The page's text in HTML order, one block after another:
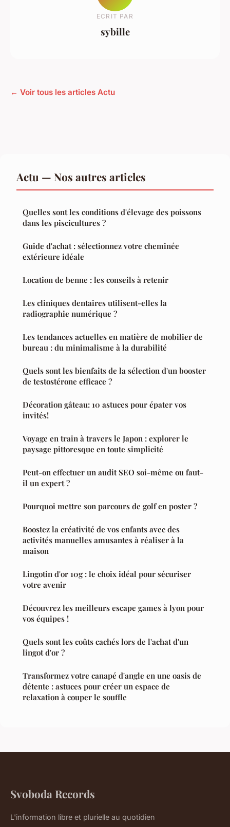
ECRIT PAR
sybille
← Voir tous les articles Actu
Actu — Nos autres articles
Quelles sont les conditions d'élevage des poissons
dans les piscicultures ?
Guide d'achat : sélectionnez votre cheminée
extérieure idéale
Location de benne : les conseils à retenir
Les cliniques dentaires utilisent-elles la
radiographie numérique ?
Les tendances actuelles en matière de mobilier de
bureau : du minimalisme à la durabilité
Quels sont les bienfaits de la sélection d'un booster
de testostérone efficace ?
Décoration gâteau: 10 astuces pour épater vos
invités!
Voyage en train à travers le Japon : explorer le
paysage pittoresque en toute simplicité
Peut-on effectuer un audit SEO soi-même ou faut-
il un expert ?
Pourquoi mettre son parcours de golf en poster ?
Boostez la créativité de vos enfants avec des
activités manuelles amusantes à réaliser à la
maison
Lingotin d'or 10g : le choix idéal pour sécuriser
votre avenir
Découvrez les meilleurs escape games à lyon pour
vos équipes !
Quels sont les coûts cachés lors de l'achat d'un
lingot d'or ?
Transformez votre canapé d'angle en une oasis de
détente : astuces pour créer un espace de
relaxation à couper le souffle
Svoboda Records
L'information libre et plurielle au quotidien